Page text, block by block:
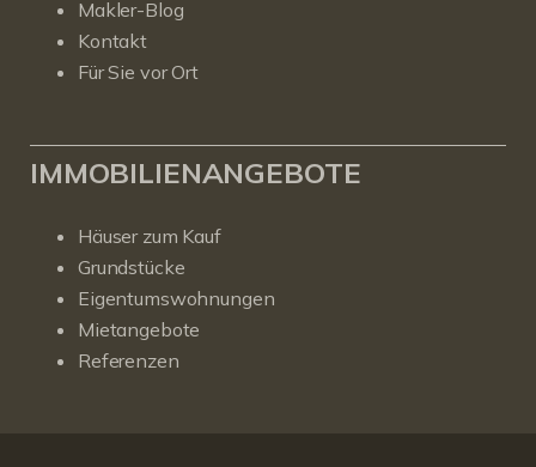
Makler-Blog
Kontakt
Für Sie vor Ort
IMMOBILIENANGEBOTE
Häuser zum Kauf
Grundstücke
Eigentumswohnungen
Mietangebote
Referenzen